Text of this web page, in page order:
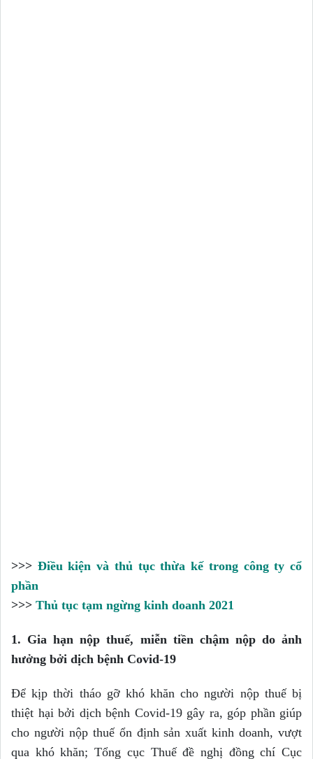
>>> Điều kiện và thủ tục thừa kế trong công ty cổ
phần
>>> Thủ tục tạm ngừng kinh doanh 2021
1. Gia hạn nộp thuế, miễn tiền chậm nộp do ảnh
hưởng bởi dịch bệnh Covid-19
Để kịp thời tháo gỡ khó khăn cho người nộp thuế bị
thiệt hại bởi dịch bệnh Covid-19 gây ra, góp phần giúp
cho người nộp thuế ổn định sản xuất kinh doanh, vượt
qua khó khăn; Tổng cục Thuế đề nghị đồng chí Cục